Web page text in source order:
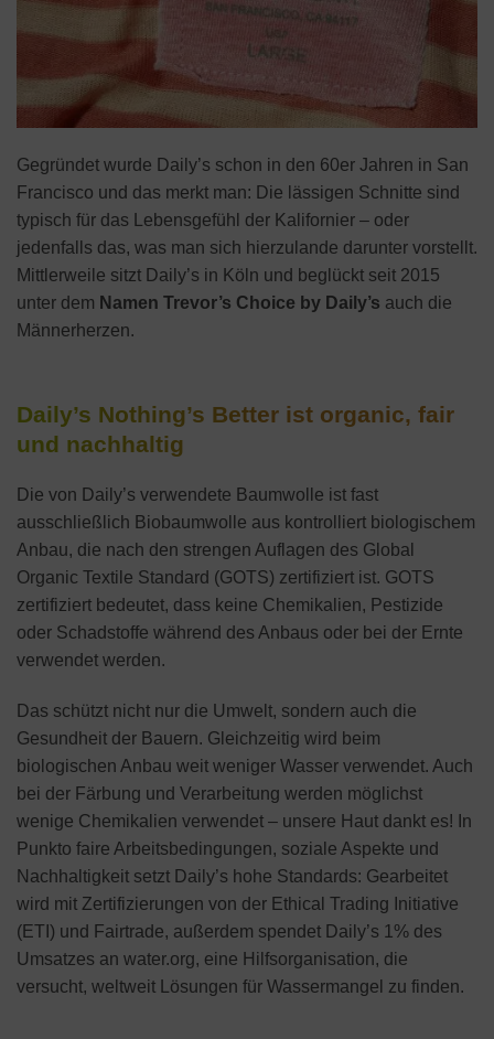
Gegründet wurde Daily’s schon in den 60er Jahren in San
Francisco und das merkt man: Die lässigen Schnitte sind
typisch für das Lebensgefühl der Kalifornier – oder
jedenfalls das, was man sich hierzulande darunter vorstellt.
Mittlerweile sitzt Daily’s in Köln und beglückt seit 2015
unter dem Namen Trevor’s Choice by Daily’s auch die
Männerherzen.
Daily’s Nothing’s Better ist organic, fair
und nachhaltig
Die von Daily’s verwendete Baumwolle ist fast
ausschließlich Biobaumwolle aus kontrolliert biologischem
Anbau, die nach den strengen Auflagen des Global
Organic Textile Standard (GOTS) zertifiziert ist. GOTS
zertifiziert bedeutet, dass keine Chemikalien, Pestizide
oder Schadstoffe während des Anbaus oder bei der Ernte
verwendet werden.
Das schützt nicht nur die Umwelt, sondern auch die
Gesundheit der Bauern. Gleichzeitig wird beim
biologischen Anbau weit weniger Wasser verwendet. Auch
bei der Färbung und Verarbeitung werden möglichst
wenige Chemikalien verwendet – unsere Haut dankt es! In
Punkto faire Arbeitsbedingungen, soziale Aspekte und
Nachhaltigkeit setzt Daily’s hohe Standards: Gearbeitet
wird mit Zertifizierungen von der Ethical Trading Initiative
(ETI) und Fairtrade, außerdem spendet Daily’s 1% des
Umsatzes an water.org, eine Hilfsorganisation, die
versucht, weltweit Lösungen für Wassermangel zu finden.